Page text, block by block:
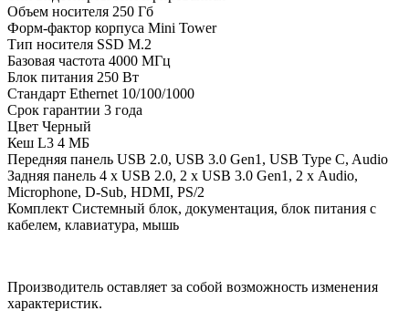
Объем носителя 250 Гб
Форм-фактор корпуса Mini Tower
Тип носителя SSD M.2
Базовая частота 4000 МГц
Блок питания 250 Вт
Стандарт Ethernet 10/100/1000
Срок гарантии 3 года
Цвет Черный
Кеш L3 4 МБ
Передняя панель USB 2.0, USB 3.0 Gen1, USB Type C, Audio
Задняя панель 4 х USB 2.0, 2 х USB 3.0 Gen1, 2 х Audio,
Microphone, D-Sub, HDMI, PS/2
Комплект Системный блок, документация, блок питания с
кабелем, клавиатура, мышь
Производитель оставляет за собой возможность изменения
характеристик.